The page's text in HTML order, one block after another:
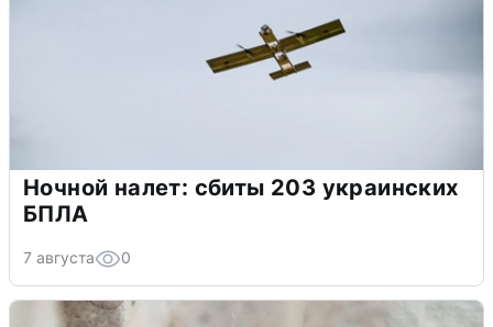
Ночной налет: сбиты 203 украинских
БПЛА
7 августа 0